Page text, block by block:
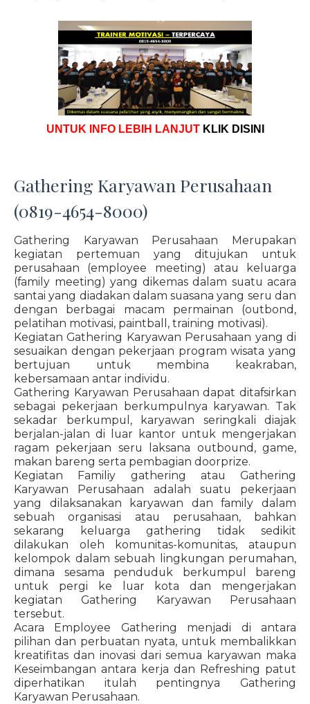
UNTUK INFO LEBIH LANJUT KLIK DISINI
Gathering Karyawan Perusahaan
(0819-4654-8000)
Gathering Karyawan Perusahaan Merupakan
kegiatan pertemuan yang ditujukan untuk
perusahaan (employee meeting) atau keluarga
(family meeting) yang dikemas dalam suatu acara
santai yang diadakan dalam suasana yang seru dan
dengan berbagai macam permainan (outbond,
pelatihan motivasi, paintball, training motivasi).
Kegiatan Gathering Karyawan Perusahaan yang di
sesuaikan dengan pekerjaan program wisata yang
bertujuan untuk membina keakraban,
kebersamaan antar individu.
Gathering Karyawan Perusahaan dapat ditafsirkan
sebagai pekerjaan berkumpulnya karyawan. Tak
sekadar berkumpul, karyawan seringkali diajak
berjalan-jalan di luar kantor untuk mengerjakan
ragam pekerjaan seru laksana outbound, game,
makan bareng serta pembagian doorprize.
Kegiatan Familiy gathering atau Gathering
Karyawan Perusahaan adalah suatu pekerjaan
yang dilaksanakan karyawan dan family dalam
sebuah organisasi atau perusahaan, bahkan
sekarang keluarga gathering tidak sedikit
dilakukan oleh komunitas-komunitas, ataupun
kelompok dalam sebuah lingkungan perumahan,
dimana sesama penduduk berkumpul bareng
untuk pergi ke luar kota dan mengerjakan
kegiatan Gathering Karyawan Perusahaan
tersebut.
Acara Employee Gathering menjadi di antara
pilihan dan perbuatan nyata, untuk membalikkan
kreatifitas dan inovasi dari semua karyawan maka
Keseimbangan antara kerja dan Refreshing patut
diperhatikan itulah pentingnya Gathering
Karyawan Perusahaan.